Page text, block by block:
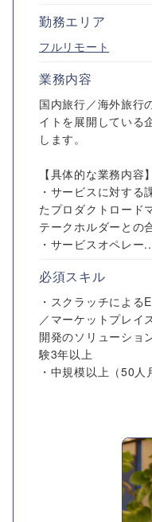
勤務エリア
フルリモート
業務内容
国内旅行／海外旅行
イトを展開している
します。
【具体的な業務内容】
・サービスに対する
たプロダクトロード
テークホルダーとの
・サービスオペレー
必須スキル
・スクラッチによる
／マーケットプレイ
開発のソリューショ
験3年以上
・中規模以上（50